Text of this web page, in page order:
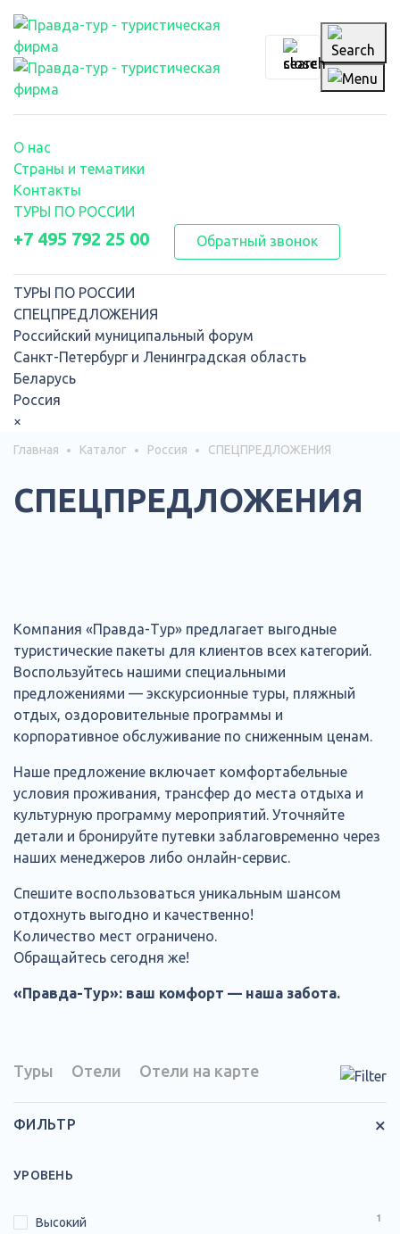
О нас
Страны и тематики
Контакты
ТУРЫ ПО РОССИИ
+7 495 792 25 00 Обратный звонок
ТУРЫ ПО РОССИИ
СПЕЦПРЕДЛОЖЕНИЯ
Российский муниципальный форум
Санкт-Петербург и Ленинградская область
Беларусь
Россия
×
Главная Каталог Россия СПЕЦПРЕДЛОЖЕНИЯ
СПЕЦПРЕДЛОЖЕНИЯ
Компания «Правда-Тур» предлагает выгодные
туристические пакеты для клиентов всех категорий.
Воспользуйтесь нашими специальными
предложениями — экскурсионные туры, пляжный
отдых, оздоровительные программы и
корпоративное обслуживание по сниженным ценам.
Наше предложение включает комфортабельные
условия проживания, трансфер до места отдыха и
культурную программу мероприятий. Уточняйте
детали и бронируйте путевки заблаговременно через
наших менеджеров либо онлайн-сервис.
Спешите воспользоваться уникальным шансом
отдохнуть выгодно и качественно!
Количество мест ограничено.
Обращайтесь сегодня же!
«Правда-Тур»: ваш комфорт — наша забота.
Туры Отели Отели на карте
ФИЛЬТР ×
УРОВЕНЬ
Высокий 1